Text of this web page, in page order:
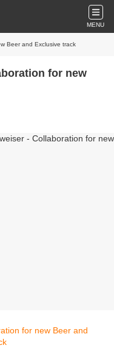
MENU
Beer and Exclusive track
for new